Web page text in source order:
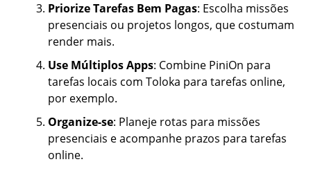
Priorize Tarefas Bem Pagas: Escolha missões
presenciais ou projetos longos, que costumam
render mais.
Use Múltiplos Apps: Combine PiniOn para
tarefas locais com Toloka para tarefas online,
por exemplo.
Organize-se: Planeje rotas para missões
presenciais e acompanhe prazos para tarefas
online.